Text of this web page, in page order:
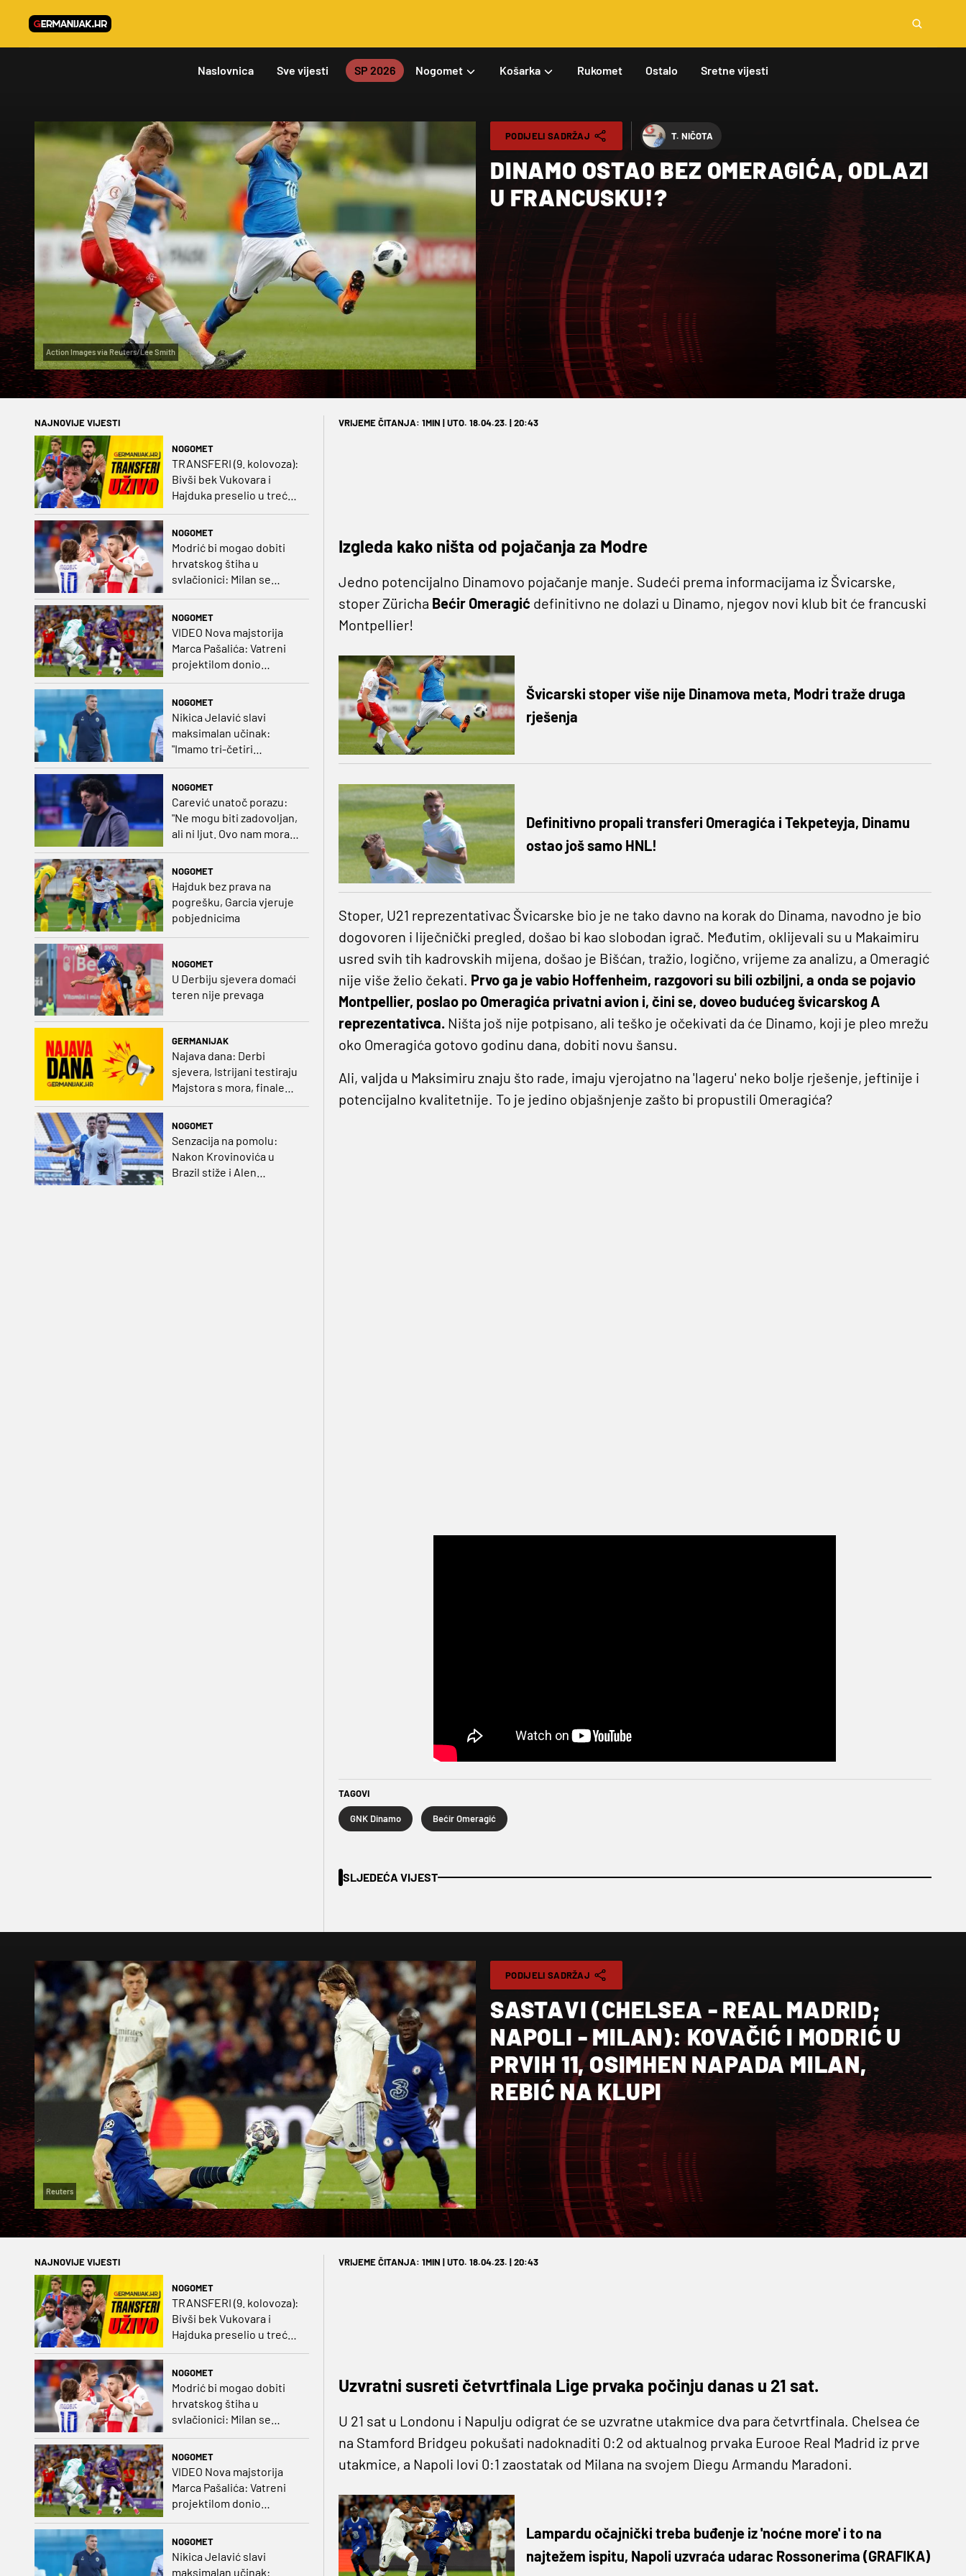
Naslovnica Sve vijesti SP 2026 Nogomet Košarka Rukomet Ostalo Sretne vijesti
Action Images via Reuters/Lee Smith
PODIJELI SADRŽAJ T. NIČOTA
DINAMO OSTAO BEZ OMERAGIĆA, ODLAZI
U FRANCUSKU!?
NAJNOVIJE VIJESTI
NOGOMET
TRANSFERI (9. kolovoza):
Bivši bek Vukovara i
Hajduka preselio u treću
NOGOMET
Modrić bi mogao dobiti
hrvatskog štiha u
svlačionici: Milan se
NOGOMET
VIDEO Nova majstorija
Marca Pašalića: Vatreni
projektilom donio
vodstvo pa igru napustio
NOGOMET
Nikica Jelavić slavi
maksimalan učinak:
"Imamo tri-četiri
senatora koji vode naš
NOGOMET
Carević unatoč porazu:
"Ne mogu biti zadovoljan,
ali ni ljut. Ovo nam mora
NOGOMET
Hajduk bez prava na
pogrešku, Garcia vjeruje
pobjednicima
NOGOMET
U Derbiju sjevera domaći
teren nije prevaga
GERMANIJAK
Najava dana: Derbi
sjevera, Istrijani testiraju
Majstora s mora, finale
Francuza
NOGOMET
Senzacija na pomolu:
Nakon Krovinovića u
Brazil stiže i Alen
VRIJEME ČITANJA: 1MIN | UTO. 18.04.23. | 20:43
Izgleda kako ništa od pojačanja za Modre
Jedno potencijalno Dinamovo pojačanje manje. Sudeći prema informacijama iz Švicarske,
stoper Züricha Bećir Omeragić definitivno ne dolazi u Dinamo, njegov novi klub bit će francuski
Montpellier!
Švicarski stoper više nije Dinamova meta, Modri traže druga
rješenja
Definitivno propali transferi Omeragića i Tekpeteyja, Dinamu
ostao još samo HNL!
Stoper, U21 reprezentativac Švicarske bio je ne tako davno na korak do Dinama, navodno je bio
dogovoren i liječnički pregled, došao bi kao slobodan igrač. Međutim, oklijevali su u Makaimiru
usred svih tih kadrovskih mijena, došao je Bišćan, tražio, logično, vrijeme za analizu, a Omeragić
nije više želio čekati. Prvo ga je vabio Hoffenheim, razgovori su bili ozbiljni, a onda se pojavio
Montpellier, poslao po Omeragića privatni avion i, čini se, doveo budućeg švicarskog A
reprezentativca.Ništa još nije potpisano, ali teško je očekivati da će Dinamo, koji je pleo mrežu
oko Omeragića gotovo godinu dana, dobiti novu šansu.
Ali, valjda u Maksimiru znaju što rade, imaju vjerojatno na 'lageru' neko bolje rješenje, jeftinije i
potencijalno kvalitetnije. To je jedino objašnjenje zašto bi propustili Omeragića?
TAGOVI
GNK Dinamo Bećir Omeragić
SLJEDEĆA VIJEST
Reuters
PODIJELI SADRŽAJ
SASTAVI (CHELSEA - REAL MADRID;
NAPOLI - MILAN): KOVAČIĆ I MODRIĆ U
PRVIH 11, OSIMHEN NAPADA MILAN,
REBIĆ NA KLUPI
NAJNOVIJE VIJESTI
NOGOMET
TRANSFERI (9. kolovoza):
Bivši bek Vukovara i
Hajduka preselio u treću
NOGOMET
Modrić bi mogao dobiti
hrvatskog štiha u
svlačionici: Milan se
NOGOMET
VIDEO Nova majstorija
Marca Pašalića: Vatreni
projektilom donio
NOGOMET
Nikica Jelavić slavi
maksimalan učinak:
VRIJEME ČITANJA: 1MIN | UTO. 18.04.23. | 20:43
Uzvratni susreti četvrtfinala Lige prvaka počinju danas u 21 sat.
U 21 sat u Londonu i Napulju odigrat će se uzvratne utakmice dva para četvrtfinala. Chelsea će
na Stamford Bridgeu pokušati nadoknaditi 0:2 od aktualnog prvaka Eurooe Real Madrid iz prve
utakmice, a Napoli lovi 0:1 zaostatak od Milana na svojem Diegu Armandu Maradoni.
Lampardu očajnički treba buđenje iz 'noćne more' i to na
najtežem ispitu, Napoli uzvraća udarac Rossonerima (GRAFIKA)